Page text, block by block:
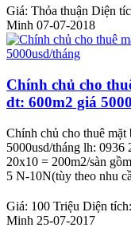
Giá: Thỏa thuận Diện
Minh 07-07-2018
Chính chủ cho
dt: 600m2 giá
Chính chủ cho thuê
5000usd/tháng lh: 0936
20x10 = 200m2/sàn
5 N-10N(tùy theo nhu
Giá: 100 Triệu Diện tích:
Minh 25-07-2017